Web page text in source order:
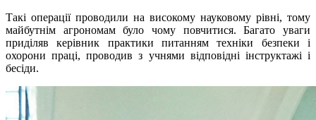
Такі операції проводили на високому науковому рівні, тому
майбутнім агрономам було чому повчитися. Багато уваги
приділяв керівник практики питанням техніки безпеки і
охорони праці, проводив з учнями відповідні інструктажі і
бесіди.